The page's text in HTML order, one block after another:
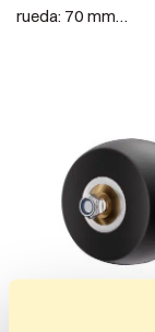
rueda: 70 mm…